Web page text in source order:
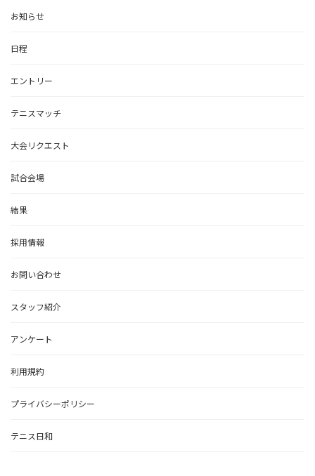
お知らせ
日程
エントリー
テニスマッチ
大会リクエスト
試合会場
結果
採用情報
お問い合わせ
スタッフ紹介
アンケート
利用規約
プライバシーポリシー
テニス日和